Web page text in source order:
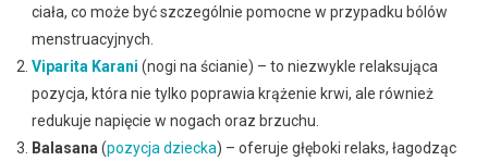
ciała, co może być szczególnie pomocne w przypadku bólów
menstruacyjnych.
Viparita Karani (nogi na ścianie) – to niezwykle relaksująca
pozycja, która nie tylko poprawia krążenie krwi, ale również
redukuje napięcie w nogach oraz brzuchu.
Balasana(pozycja dziecka) – oferuje głęboki relaks, łagodząc